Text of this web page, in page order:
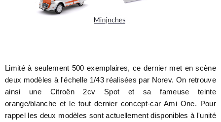
Limité à seulement 500 exemplaires, ce dernier met en scène
deux modèles à l'échelle 1/43 réalisées par Norev. On retrouve
ainsi une Citroën 2cv Spot et sa fameuse teinte
orange/blanche et le tout dernier concept-car Ami One. Pour
rappel les deux modèles sont actuellement disponibles à l'unité